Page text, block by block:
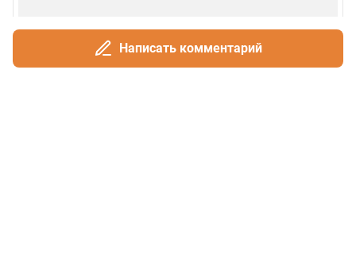
Написать комментарий